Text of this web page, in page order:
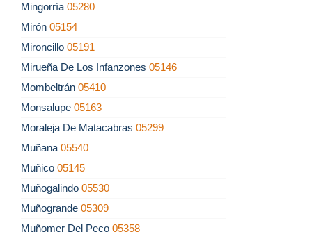
Mingorría 05280
Mirón 05154
Mironcillo 05191
Mirueña De Los Infanzones 05146
Mombeltrán 05410
Monsalupe 05163
Moraleja De Matacabras 05299
Muñana 05540
Muñico 05145
Muñogalindo 05530
Muñogrande 05309
Muñomer Del Peco 05358